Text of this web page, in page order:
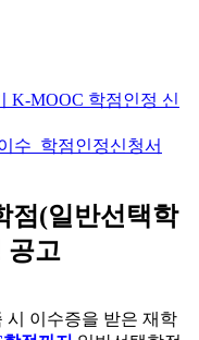
K-MOOC 학점인정 신
수_학점인정신청서
점(일반선택학
공고
시 이수증을 받은 재학